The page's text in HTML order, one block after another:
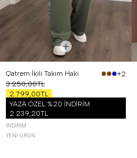
Qatrem İkili Takım Haki
+2
3.250,00TL
2.799,00TL
YAZA ÖZEL %20 İNDİRİM
2.239,20TL
İNDIRIM
YENI ÜRÜN